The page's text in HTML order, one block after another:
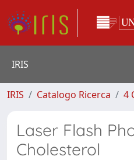
IRIS
IRIS Catalogo Ricerca 4
Laser Flash
Cholesterol